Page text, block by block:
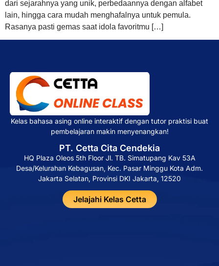
dari sejarahnya yang unik, perbedaannya dengan alfabet
lain, hingga cara mudah menghafalnya untuk pemula.
Rasanya pasti gemas saat idola favoritmu […]
Kelas bahasa asing online interaktif dengan tutor praktisi buat
pembelajaran makin menyenangkan!
PT. Cetta Cita Cendekia
HQ Plaza Oleos 5th Floor Jl. TB. Simatupang Kav 53A
Desa/Kelurahan Kebagusan, Kec. Pasar Minggu Kota Adm.
Jakarta Selatan, Provinsi DKI Jakarta, 12520
Jelajahi Kelas Cetta